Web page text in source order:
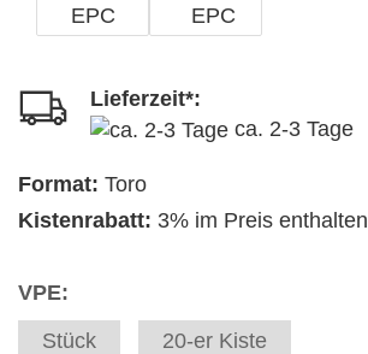
Lieferzeit*:
ca. 2-3 Tage
Format: Toro
Kistenrabatt: 3% im Preis enthalten
VPE:
Stück
20-er Kiste